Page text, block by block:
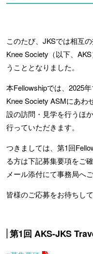
このたび、JKSでは相互
Knee Society（以下、
うこととなりました。
本Fellowshipでは、2025
Knee Society ASMにあわ
設の訪問・見学を行うほ
行っていただきます。
つきましては、第1回
る方は下記募集要項をご
メール添付にて事務局へ
皆様のご応募をお待ちして
第1回 AKS-JKS